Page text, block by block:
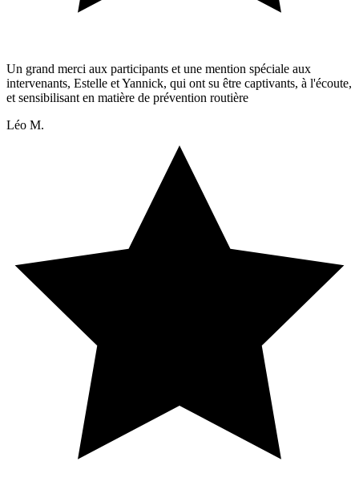
Un grand merci aux participants et une mention spéciale aux
intervenants, Estelle et Yannick, qui ont su être captivants, à l'écoute,
et sensibilisant en matière de prévention routière
Léo M.